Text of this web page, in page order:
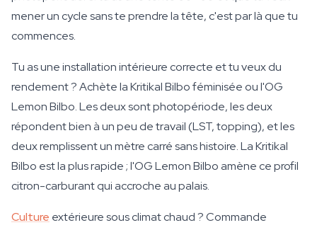
mener un cycle sans te prendre la tête, c'est par là que tu
commences.
Tu as une installation intérieure correcte et tu veux du
rendement ? Achète la Kritikal Bilbo féminisée ou l'OG
Lemon Bilbo. Les deux sont photopériode, les deux
répondent bien à un peu de travail (LST, topping), et les
deux remplissent un mètre carré sans histoire. La Kritikal
Bilbo est la plus rapide ; l'OG Lemon Bilbo amène ce profil
citron-carburant qui accroche au palais.
Culture extérieure sous climat chaud ? Commande